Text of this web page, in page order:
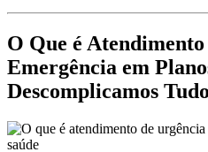
O Que é
Emergência em
Descomplicamos